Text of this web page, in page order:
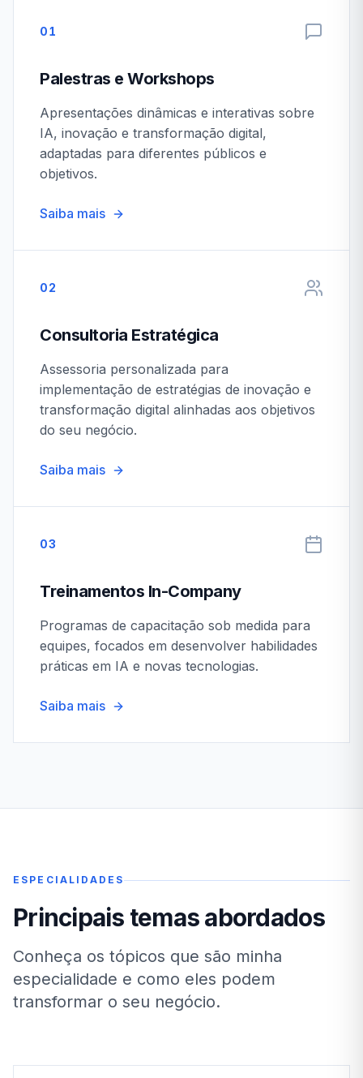
01
Palestras e Workshops
Apresentações dinâmicas e interativas sobre
IA, inovação e transformação digital,
adaptadas para diferentes públicos e
objetivos.
Saiba mais
02
Consultoria Estratégica
Assessoria personalizada para
implementação de estratégias de inovação e
transformação digital alinhadas aos objetivos
do seu negócio.
Saiba mais
03
Treinamentos In-Company
Programas de capacitação sob medida para
equipes, focados em desenvolver habilidades
práticas em IA e novas tecnologias.
Saiba mais
ESPECIALIDADES
Principais temas abordados
Conheça os tópicos que são minha
especialidade e como eles podem
transformar o seu negócio.